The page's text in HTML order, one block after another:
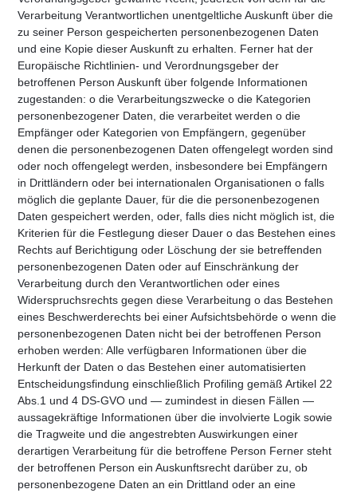
Verarbeitung Verantwortlichen unentgeltliche Auskunft über die
zu seiner Person gespeicherten personenbezogenen Daten
und eine Kopie dieser Auskunft zu erhalten. Ferner hat der
Europäische Richtlinien- und Verordnungsgeber der
betroffenen Person Auskunft über folgende Informationen
zugestanden: o die Verarbeitungszwecke o die Kategorien
personenbezogener Daten, die verarbeitet werden o die
Empfänger oder Kategorien von Empfängern, gegenüber
denen die personenbezogenen Daten offengelegt worden sind
oder noch offengelegt werden, insbesondere bei Empfängern
in Drittländern oder bei internationalen Organisationen o falls
möglich die geplante Dauer, für die die personenbezogenen
Daten gespeichert werden, oder, falls dies nicht möglich ist, die
Kriterien für die Festlegung dieser Dauer o das Bestehen eines
Rechts auf Berichtigung oder Löschung der sie betreffenden
personenbezogenen Daten oder auf Einschränkung der
Verarbeitung durch den Verantwortlichen oder eines
Widerspruchsrechts gegen diese Verarbeitung o das Bestehen
eines Beschwerderechts bei einer Aufsichtsbehörde o wenn die
personenbezogenen Daten nicht bei der betroffenen Person
erhoben werden: Alle verfügbaren Informationen über die
Herkunft der Daten o das Bestehen einer automatisierten
Entscheidungsfindung einschließlich Profiling gemäß Artikel 22
Abs.1 und 4 DS-GVO und — zumindest in diesen Fällen —
aussagekräftige Informationen über die involvierte Logik sowie
die Tragweite und die angestrebten Auswirkungen einer
derartigen Verarbeitung für die betroffene Person Ferner steht
der betroffenen Person ein Auskunftsrecht darüber zu, ob
personenbezogene Daten an ein Drittland oder an eine